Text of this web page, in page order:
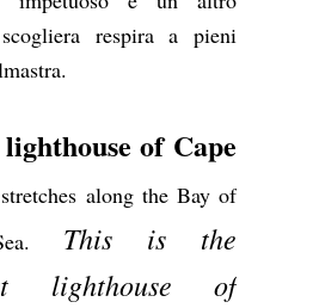
respira a pieni
lighthouse of Cape
along the Bay of
This is the
lighthouse of